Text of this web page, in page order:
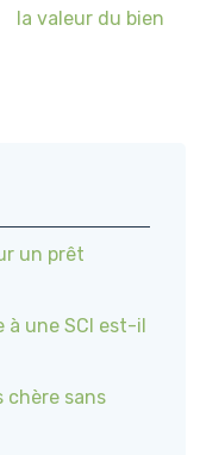
la valeur du bien
un prêt
à une SCI est-il
chère sans